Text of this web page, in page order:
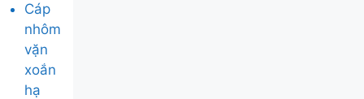
Cáp
nhôm
vặn
xoắn
hạ